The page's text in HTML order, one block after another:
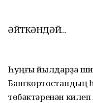
ӘЙТКӘНДӘЙ...
Һуңғы йылдарҙа
Башҡортостандың
төбәктәренән